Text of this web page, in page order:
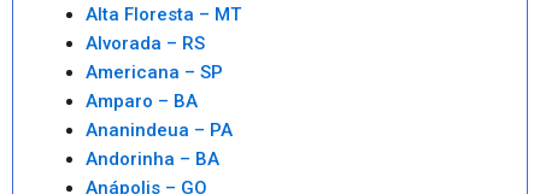
Alta Floresta – MT
Alvorada – RS
Americana – SP
Amparo – BA
Ananindeua – PA
Andorinha – BA
Anápolis – GO